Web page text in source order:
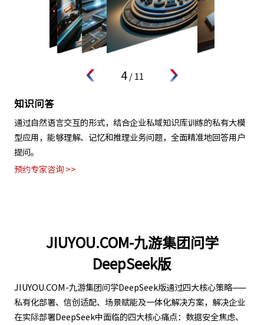
4/ 11
知识问答
通过自然语言交互的形式，结合企业私域知识库训练的私有大模
型应用，能够理解、记忆和推理业务问题，全面精准地回答用户
提问。
预约专家咨询 >>
JIUYOU.COM-九游集团问学
DeepSeek版
JIUYOU.COM-九游集团问学DeepSeek版通过四大核心策略——
私有化部署、信创适配、场景赋能及一体化解决方案，解决企业
在实际部署DeepSeek中面临的四大核心痛点：数据安全焦虑、